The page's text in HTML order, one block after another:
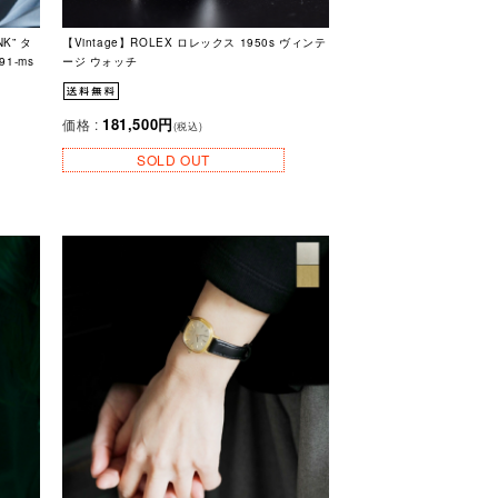
タ
ms
【Vintage】ROLEX ロレックス 1950s ヴィンテ
ージ ウォッチ
価格 : 181,500円(税込)
SOLD OUT